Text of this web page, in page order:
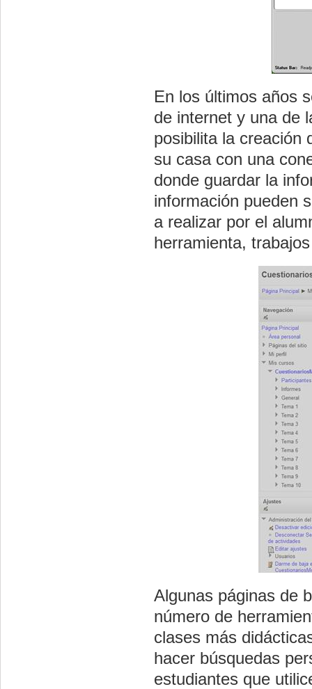
En los últimos años
de internet y una de
posibilita la creación
su casa con una
donde guardar la
información pueden
a realizar por el
herramienta,
Algunas páginas de
número de
clases más
hacer búsquedas
estudiantes que